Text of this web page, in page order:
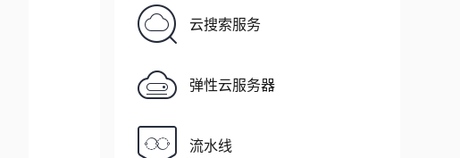
云搜索服务
弹性云服务器
流水线